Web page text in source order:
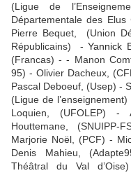
(Ligue de
Départementale des
Pierre Bequet , (Union
Républicains) -Yannick
(Francas) -- Manon
95) - Olivier Dacheux ,
Pascal Deboeuf , (Usep) -
(Ligue de l’enseignement)
Loquien , (UFOLEP) -
Houttemane , (SNUIPP-
Marjorie Noël, (PCF) -
Denis Mahieu ,
Théâtral du Val